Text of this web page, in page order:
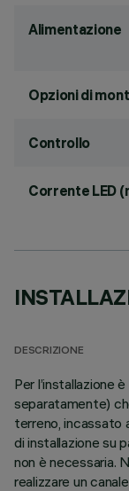
Alimentazione
Opzioni di
Controllo
Corrente LED
DESCRIZIONE
Per l’installazione
separatamente)
terreno,
di installazione su
non è necessaria.
realizzare un